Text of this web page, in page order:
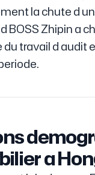
la chute d
BOSS Zhipin a
travail d audit
a